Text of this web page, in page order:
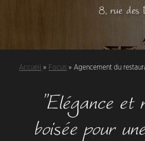
8, rue des
Accueil » Focus » Agencement du
"Elégance et
boisée pour